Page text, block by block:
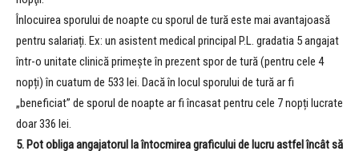
Înlocuirea sporului de noapte cu sporul de tură este mai avantajoasă
pentru salariați. Ex: un asistent medical principal P.L. gradatia 5 angajat
într-o unitate clinică primește în prezent spor de tură (pentru cele 4
nopți) în cuatum de 533 lei. Dacă în locul sporului de tură ar fi
„beneficiat” de sporul de noapte ar fi încasat pentru cele 7 nopți lucrate
doar 336 lei.
5. Pot obliga angajatorul la întocmirea graficului de lucru astfel încât să